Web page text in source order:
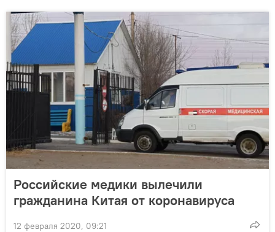
Российские медики вылечили
гражданина Китая от коронавируса
12 февраля 2020, 09:21